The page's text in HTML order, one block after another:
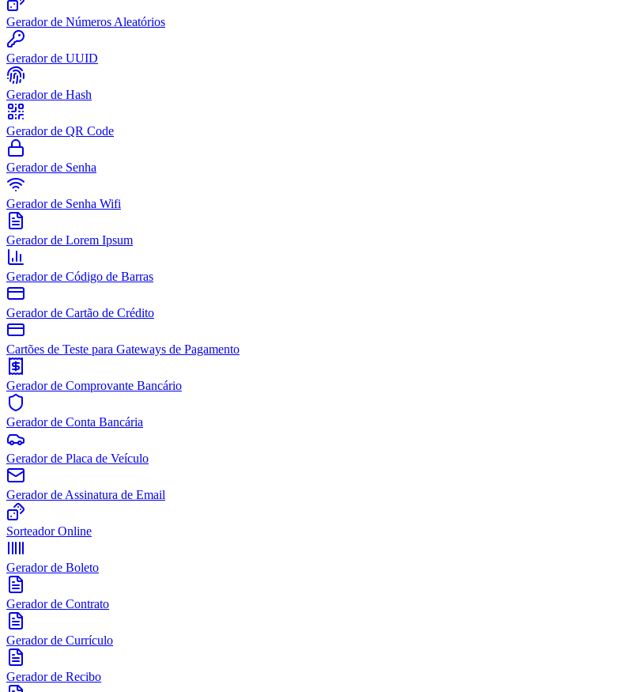
Gerador de Números Aleatórios
Gerador de UUID
Gerador de Hash
Gerador de QR Code
Gerador de Senha
Gerador de Senha Wifi
Gerador de Lorem Ipsum
Gerador de Código de Barras
Gerador de Cartão de Crédito
Cartões de Teste para Gateways de Pagamento
Gerador de Comprovante Bancário
Gerador de Conta Bancária
Gerador de Placa de Veículo
Gerador de Assinatura de Email
Sorteador Online
Gerador de Boleto
Gerador de Contrato
Gerador de Currículo
Gerador de Recibo